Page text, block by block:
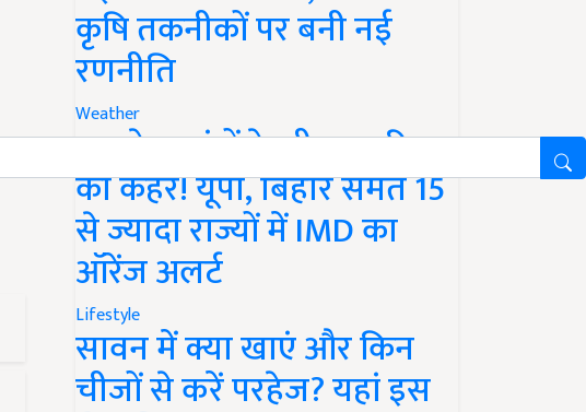
कृषि तकनीकों पर बनी नई
रणनीति
Weather
अगले 12 घंटों के भीतर बारिश
का कहर! यूपी, बिहार समेत 15
से ज्यादा राज्यों में IMD का
ऑरेंज अलर्ट
Lifestyle
सावन में क्या खाएं और किन
चीजों से करें परहेज? यहां इस